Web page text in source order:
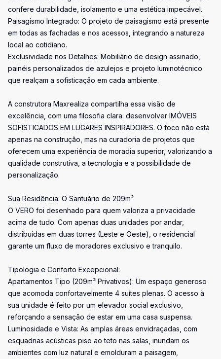
confere durabilidade, isolamento e uma estética impecável.
Paisagismo Integrado: O projeto de paisagismo está presente
em todas as fachadas e nos acessos, integrando a natureza
local ao cotidiano.
Exclusividade nos Detalhes: Mobiliário de design assinado,
painéis personalizados de azulejos e projeto luminotécnico
que realçam a sofisticação em cada ambiente.
A construtora Maxrealiza compartilha essa visão de
excelência, com uma filosofia clara: desenvolver IMÓVEIS
SOFISTICADOS EM LUGARES INSPIRADORES. O foco não está
apenas na construção, mas na curadoria de projetos que
oferecem uma experiência de moradia superior, valorizando a
qualidade construtiva, a tecnologia e a possibilidade de
personalização.
Sua Residência: O Santuário de 209m²
O VERO foi desenhado para quem valoriza a privacidade
acima de tudo. Com apenas duas unidades por andar,
distribuídas em duas torres (Leste e Oeste), o residencial
garante um fluxo de moradores exclusivo e tranquilo.
Tipologia e Conforto Excepcional:
Apartamentos Tipo (209m² Privativos): Um espaço generoso
que acomoda confortavelmente 4 suítes plenas. O acesso à
sua unidade é feito por um elevador social exclusivo,
reforçando a sensação de estar em uma casa suspensa.
Luminosidade e Vista: As amplas áreas envidraçadas, com
esquadrias acústicas piso ao teto nas salas, inundam os
ambientes com luz natural e emolduram a paisagem,